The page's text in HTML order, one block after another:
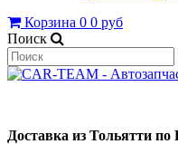
Корзина 0 0 руб
Поиск
Доставка из Тольятти